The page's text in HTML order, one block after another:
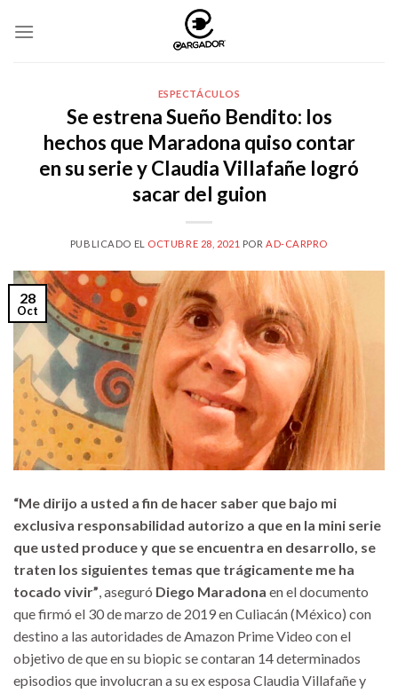
ESPECTÁCULOS
Se estrena Sueño Bendito: los
hechos que Maradona quiso contar
en su serie y Claudia Villafañe logró
sacar del guion
PUBLICADO EL OCTUBRE 28, 2021 POR AD-CARPRO
28
Oct
“Me dirijo a usted a fin de hacer saber que bajo mi
exclusiva responsabilidad autorizo a que en la mini serie
que usted produce y que se encuentra en desarrollo, se
traten los siguientes temas que trágicamente me ha
tocado vivir”, aseguró Diego Maradona en el documento
que firmó el 30 de marzo de 2019 en Culiacán (México) con
destino a las autoridades de Amazon Prime Video con el
objetivo de que en su biopic se contaran 14 determinados
episodios que involucran a su ex esposa Claudia Villafañe y